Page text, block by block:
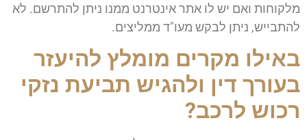
מלקוחות ואם יש לו אתר אינטרנט ממנו ניתן להתרשם. לא
להתבייש, ניתן לבקש מעו"ד ממליצים.
באילו מקרים מומלץ להיעזר
בעורך דין ולהגיש תביעת נזקי
רכוש לרכב?